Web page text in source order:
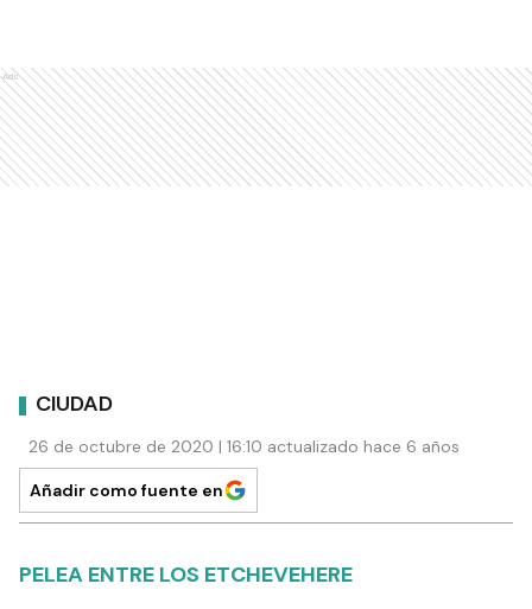
Ads
CIUDAD
26 de octubre de 2020 | 16:10 actualizado hace 6 años
Añadir como fuente en
PELEA ENTRE LOS ETCHEVEHERE